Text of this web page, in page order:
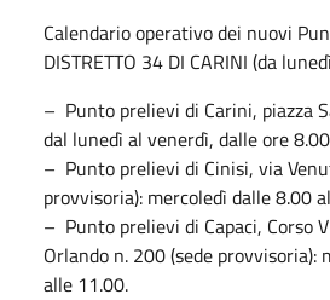
Calendario operativo dei nuovi
DISTRETTO 34 DI CARINI (da
– Punto prelievi di Carini, piazza
dal lunedì al venerdì, dalle ore
– Punto prelievi di Cinisi, via
provvisoria): mercoledì dalle 8.00
– Punto prelievi di Capaci, Corso
Orlando n. 200 (sede provvisoria):
alle 11.00.